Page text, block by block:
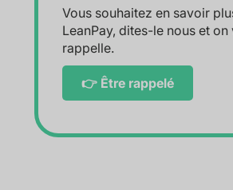
Vous souhaitez en savoir
LeanPay, dites-le nous et on
rappelle.
👉 Être rappelé